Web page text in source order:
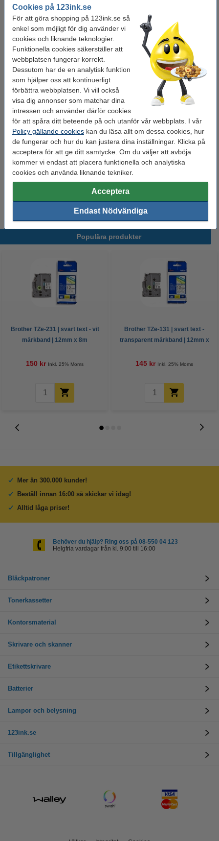
Cookies på 123ink.se
För att göra shopping på 123ink.se så
enkel som möjligt för dig använder vi
cookies och liknande teknologier.
Funktionella cookies säkerställer att
webbplatsen fungerar korrekt.
Dessutom har de en analytisk funktion
som hjälper oss att kontinuerligt
förbättra webbplatsen. Vi vill också
visa dig annonser som matchar dina
intressen och använder därför cookies
för att spåra ditt beteende på och utanför vår webbplats. I vår
Policy gällande cookies kan du läsa allt om dessa cookies, hur
de fungerar och hur du kan justera dina inställningar. Klicka på
acceptera för att ge ditt samtycke. Om du väljer att avböja
kommer vi endast att placera funktionella och analytiska
cookies och använda liknande tekniker.
Acceptera
Endast Nödvändiga
Se specifikationerna och beskrivningen
Spara mer än
35%
med varumärket 123ink!
i lager
Beställ nu så skickar vi idag!
110 kr Beställ
Behöver du fler?
Köp5stför endast
500 kr
Köp10stför endast
1 000 kr
Tips: Beställ multipack!
Varumärket 123ink ersätter Brother TZe-
231+TZe-131+TZe-631 | svart text -
Populära produkter
Brother TZe-231 | svart text - vit
märkband | 12mm x 8m
150 kr Inkl. 25% Moms
Brother TZe-131 | svart text -
transparent märkband | 12mm x
145 kr Inkl. 25% Moms
Mer än 300.000 kunder!
Beställ innan 16:00 så skickar vi idag!
Alltid låga priser!
Behöver du hjälp? Ring oss på 08-550 04 123
Helgfria vardagar från kl. 9:00 till 16:00
Bläckpatroner
Tonerkassetter
Kontorsmaterial
Skrivare och skanner
Etikettskrivare
Batterier
Lampor och belysning
123ink.se
Tillgänglighet